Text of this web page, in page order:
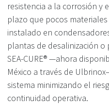
resistencia a la corrosión y
plazo que pocos
instalado en
plantas de desalinización
SEA-CURE® —ahora
México a través de
sistema minimizando el
continuidad operativa.